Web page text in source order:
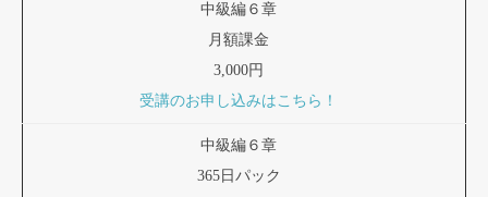
中級編６章
月額課金
3,000円
受講のお申し込みはこちら！
中級編６章
365日パック